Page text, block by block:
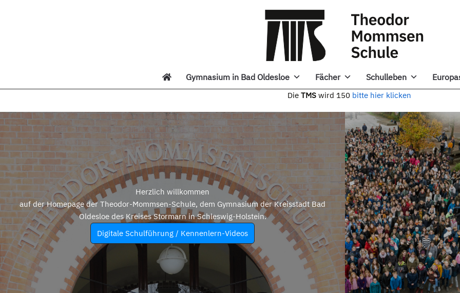
Gymnasium in Bad Oldesloe Fächer Schulleben
Die TMS wird 150 bitte hier klicken
Herzlich willkommen
auf der Homepage der Theodor-Mommsen-Schule, dem Gymnasium der Kreisstadt Bad
Oldesloe des Kreises Stormarn in Schleswig-Holstein.
Digitale Schulführung / Kennenlern-Videos